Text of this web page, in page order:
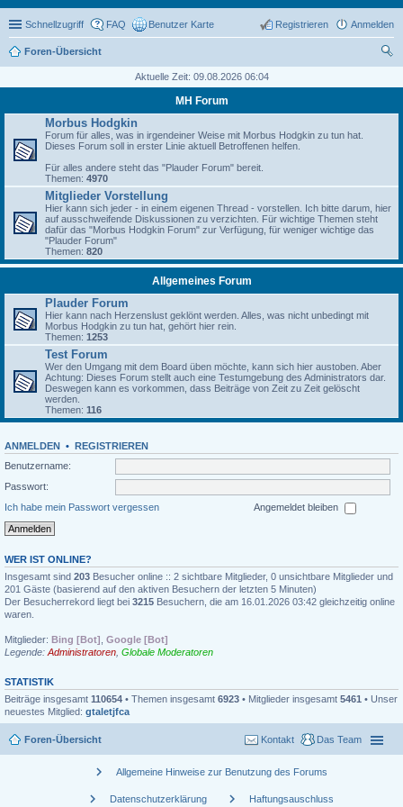
Schnellzugriff FAQ Benutzer Karte Anmelden
Registrieren
Foren-Übersicht
Aktuelle Zeit: 09.08.2026 06:04
MH Forum
Morbus Hodgkin
Forum für alles, was in irgendeiner Weise mit Morbus Hodgkin zu tun hat.
Dieses Forum soll in erster Linie aktuell Betroffenen helfen.
Für alles andere steht das "Plauder Forum" bereit.
Themen: 4970
Mitglieder Vorstellung
Hier kann sich jeder - in einem eigenen Thread - vorstellen. Ich bitte darum, hier
auf ausschweifende Diskussionen zu verzichten. Für wichtige Themen steht
dafür das "Morbus Hodgkin Forum" zur Verfügung, für weniger wichtige das
"Plauder Forum"
Themen: 820
Allgemeines Forum
Plauder Forum
Hier kann nach Herzenslust geklönt werden. Alles, was nicht unbedingt mit
Morbus Hodgkin zu tun hat, gehört hier rein.
Themen: 1253
Test Forum
Wer den Umgang mit dem Board üben möchte, kann sich hier austoben. Aber
Achtung: Dieses Forum stellt auch eine Testumgebung des Administrators dar.
Deswegen kann es vorkommen, dass Beiträge von Zeit zu Zeit gelöscht
werden.
Themen: 116
ANMELDEN • REGISTRIEREN
Benutzername:
Passwort:
Ich habe mein Passwort vergessen
Angemeldet bleiben
WER IST ONLINE?
Insgesamt sind 203 Besucher online :: 2 sichtbare Mitglieder, 0 unsichtbare Mitglieder und
201 Gäste (basierend auf den aktiven Besuchern der letzten 5 Minuten)
Der Besucherrekord liegt bei 3215 Besuchern, die am 16.01.2026 03:42 gleichzeitig online
waren.
Mitglieder: Bing [Bot] Google [Bot]
Legende: Administratoren Globale Moderatoren
STATISTIK
Beiträge insgesamt 110654 • Themen insgesamt 6923 • Mitglieder insgesamt 5461 • Unser
neuestes Mitglied: gtaletjfca
Foren-Übersicht Das Team
Kontakt
chevron_right Allgemeine Hinweise zur Benutzung des Forums
chevron_right Datenschutzerklärung chevron_right Haftungsauschluss